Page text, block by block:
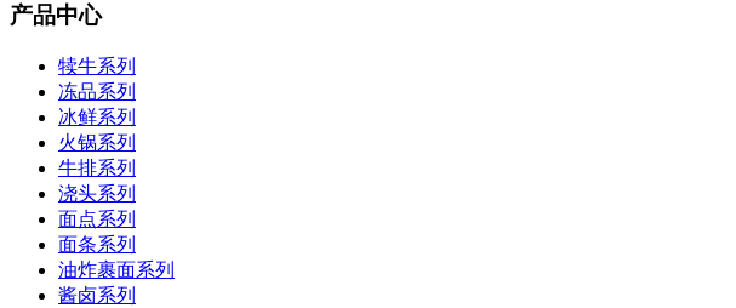
产品中心
犊牛系列
冻品系列
冰鲜系列
火锅系列
牛排系列
浇头系列
面点系列
面条系列
油炸裹面系列
酱卤系列